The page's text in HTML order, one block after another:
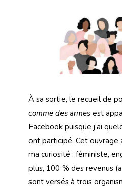
À sa sortie, le recueil de
comme des armes est
Facebook puisque j’ai
ont participé. Cet
ma curiosité : féministe,
plus, 100 % des revenus (
sont versés à trois